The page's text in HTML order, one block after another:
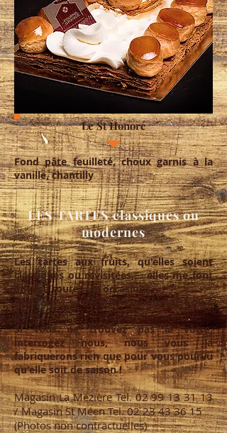
Le St Honoré
Fond pâte feuilleté, choux garnis à la
vanille, chantilly
LES TARTES classiques ou
modernes
Les tartes aux fruits, qu'elles soient
classiques ou revisitées,... elles me font
envie à toutes les occasions.
Nos tartes se déclinent au format 4 ou 6
parts.
Si vous ne trouvez pas la vôtre,
interrogez nous, nous vous la
fabriquerons rien que pour vous pourvu
qu'elle soit de saison !
MagasinLa Mézière Tel.02 99 13 31 13
/ Magasin St Méen Tel.02 23 43 36 15
(Photos non contractuelles)